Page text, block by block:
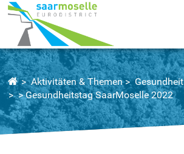
Aktivitäten & Themen
Gesundheit
> Gesundheitstag SaarMoselle 2022